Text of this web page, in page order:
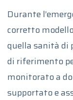
Durante
corretto
quella sanità di
di riferimento
monitorato a
supportato e